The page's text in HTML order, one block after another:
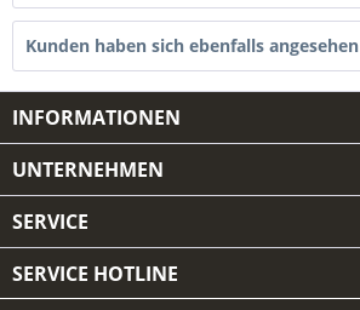
Kunden haben sich ebenfalls angesehen
INFORMATIONEN
UNTERNEHMEN
SERVICE
SERVICE HOTLINE